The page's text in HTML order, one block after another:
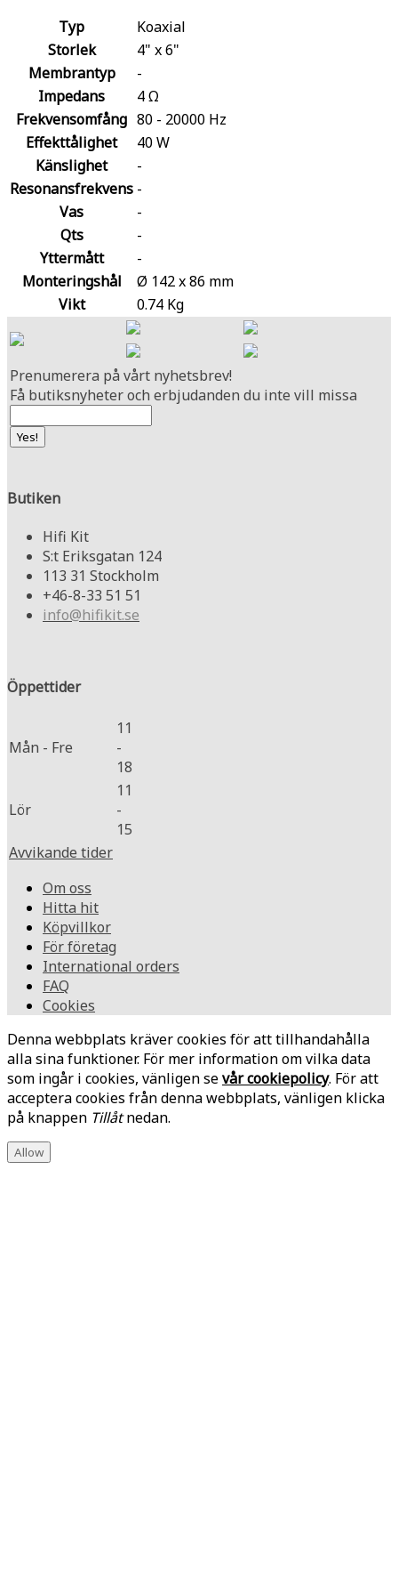
Typ
Koaxial
Storlek
4" x 6"
Membrantyp
-
Impedans
4 Ω
Frekvensomfång 80 - 20000 Hz
Effekttålighet
40 W
Känslighet
-
Resonansfrekvens -
Vas
-
Qts
-
Yttermått
-
Monteringshål
Ø 142 x 86 mm
Vikt
0.74 Kg
Prenumerera på vårt nyhetsbrev!
Få butiksnyheter och erbjudanden du inte vill missa
Butiken
Hifi Kit
S:t Eriksgatan 124
113 31 Stockholm
+46-8-33 51 51
info@hifikit.se
Öppettider
Mån - Fre
11
-
18
Lör
11
-
15
Avvikande tider
Om oss
Hitta hit
Köpvillkor
För företag
International orders
FAQ
Cookies
Denna webbplats kräver cookies för att tillhandahålla
alla sina funktioner. För mer information om vilka data
som ingår i cookies, vänligen sevår cookiepolicy. För att
acceptera cookies från denna webbplats, vänligen klicka
på knappen Tillåtnedan.
Allow